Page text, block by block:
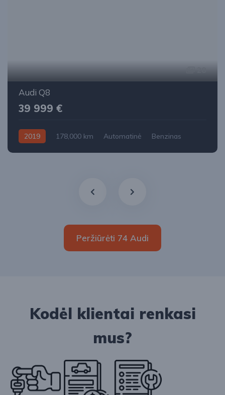
Audi Q8
39 999 €
2019 178,000 km Automatinė
Benzinas
Peržiūrėti 74 Audi
Kodėl klientai renkasi
mus?